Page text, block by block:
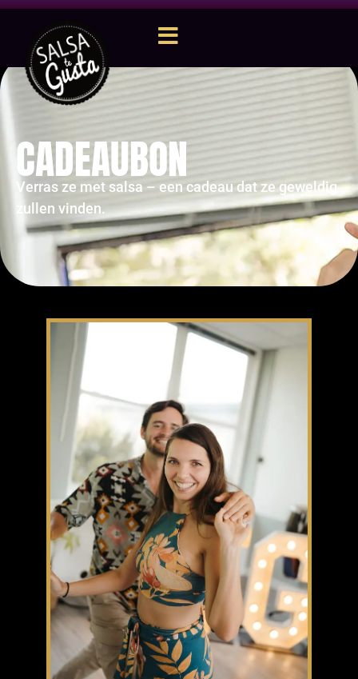
CADEAUBON
Verras ze met salsa – een cadeau dat ze geweldig
zullen vinden.